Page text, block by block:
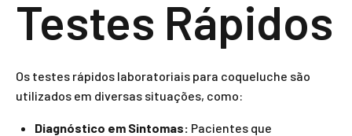
Testes Rápidos
Os testes rápidos laboratoriais para coqueluche são
utilizados em diversas situações, como:
Diagnóstico em Sintomas: Pacientes que